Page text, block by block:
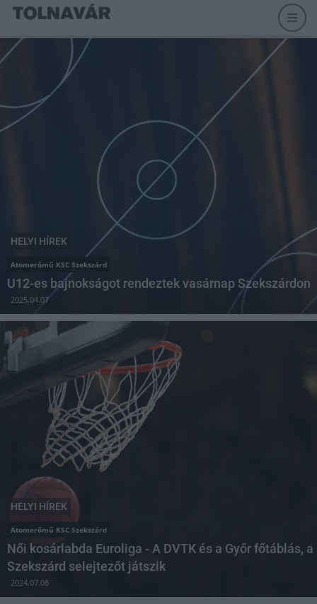
HELYI HÍREK
Atomerőmű KSC Szekszárd
U12-es bajnokságot rendeztek vasárnap Szekszárdon
2025.04.07
HELYI HÍREK
Atomerőmű KSC Szekszárd
Női kosárlabda Euroliga - A DVTK és a Győr főtáblás, a
Szekszárd selejtezőt játszik
2024.07.08